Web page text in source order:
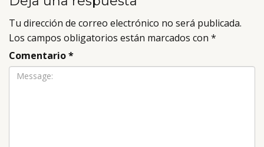
Tu dirección de correo electrónico no será publicada.
Los campos obligatorios están marcados con *
Comentario*